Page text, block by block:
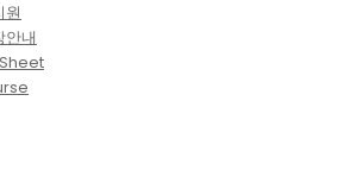
원
안내